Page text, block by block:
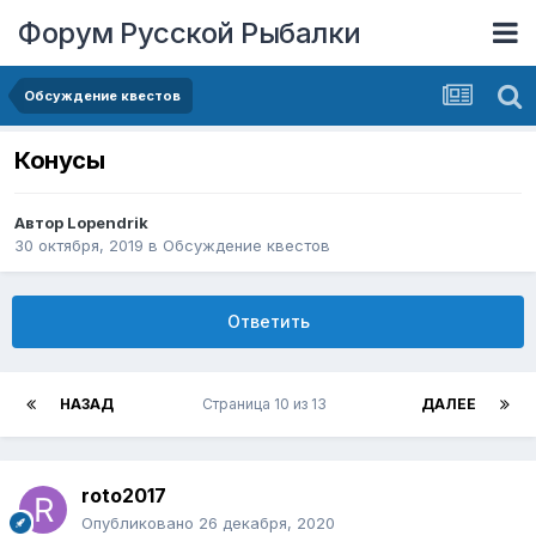
Форум Русской Рыбалки
Обсуждение квестов
Конусы
Автор Lopendrik
30 октября, 2019 в Обсуждение квестов
Ответить
НАЗАД ДАЛЕЕ
Страница 10 из 13
roto2017
Опубликовано 26 декабря, 2020